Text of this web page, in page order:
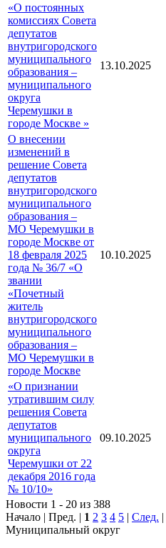
«О постоянных
комиссиях Совета
депутатов
внутригородского
муниципального
образования –
муниципального
округа
Черемушки в
городе Москве »
13.10.2025
О внесении
изменений в
решение Совета
депутатов
внутригородского
муниципального
образования –
МО Черемушки в
городе Москве от
18 февраля 2025
года № 36/7 «О
звании
«Почетный
житель
внутригородского
муниципального
образования –
МО Черемушки в
городе Москве
10.10.2025
«О признании
утратившим силу
решения Совета
депутатов
муниципального
округа
Черемушки от 22
декабря 2016 года
№ 10/10»
09.10.2025
Новости 1 - 20 из 388
Начало | Пред. | 1 2 3 4 5 | След. |
Муниципальный округ